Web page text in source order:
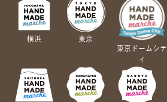
横浜
東京
東京ドームシテ
ィ